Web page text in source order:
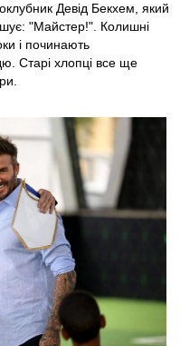
Девід Бекхем, який
"Майстер!". Колишні
і починають
Старі хлопці все ще